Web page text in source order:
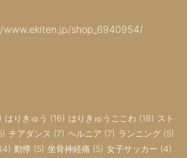
shop_6940954/
はりきゅう (16) はりきゅうここわ (18) スト
チアダンス (7) ヘルニア (7) ランニング (5)
(4) 動悸 (5) 坐骨神経痛 (5) 女子サッカー (4)